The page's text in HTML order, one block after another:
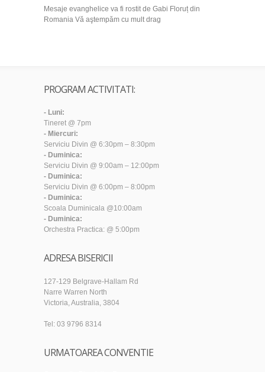
Mesaje evanghelice va fi rostit de Gabi Floruț din
Romania Vă aştempăm cu mult drag
PROGRAM ACTIVITATI:
- Luni:
Tineret @ 7pm
- Miercuri:
Serviciu Divin @ 6:30pm – 8:30pm
- Duminica:
Serviciu Divin @ 9:00am – 12:00pm
- Duminica:
Serviciu Divin @ 6:00pm – 8:00pm
- Duminica:
Scoala Duminicala @10:00am
- Duminica:
Orchestra Practica: @ 5:00pm
ADRESA BISERICII
127-129 Belgrave-Hallam Rd
Narre Warren North
Victoria, Australia, 3804
Tel: 03 9796 8314
URMATOAREA CONVENTIE